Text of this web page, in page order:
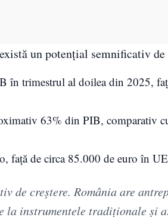
un potențial semnificativ
în trimestrul al doilea din 2025,
63% din PIB, comparativ
față de circa 85.000 de euro în
de creștere. România are
la instrumentele tradiționale și